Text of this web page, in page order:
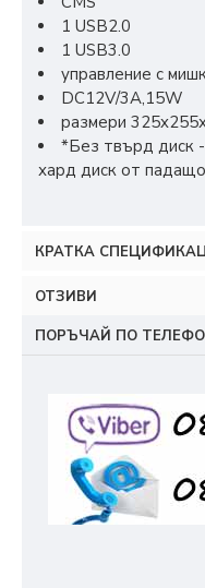
1 USB2.0
1 USB3.0
управление с
DC12V/3A,15W
размери
*Без твърд диск
хард диск от
КРАТКА
ОТЗИВИ
ПОРЪЧАЙ ПО